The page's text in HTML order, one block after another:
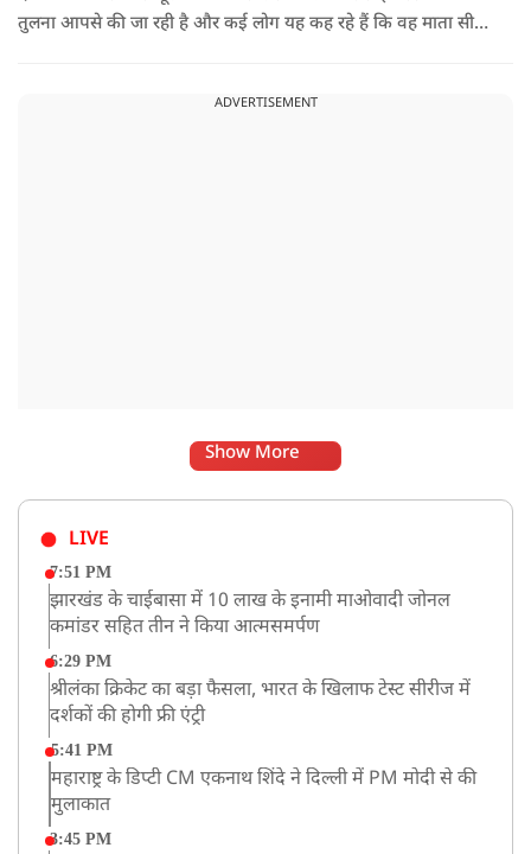
तुलना आपसे की जा रही है और कई लोग यह कह रहे हैं कि वह माता सीता
ADVERTISEMENT
Show More
LIVE
7:51 PM
झारखंड के चाईबासा में 10 लाख के इनामी माओवादी जोनल
कमांडर सहित तीन ने किया आत्मसमर्पण
6:29 PM
श्रीलंका क्रिकेट का बड़ा फैसला, भारत के खिलाफ टेस्ट सीरीज में
दर्शकों की होगी फ्री एंट्री
5:41 PM
महाराष्ट्र के डिप्टी CM एकनाथ शिंदे ने दिल्ली में PM मोदी से की
मुलाकात
3:45 PM